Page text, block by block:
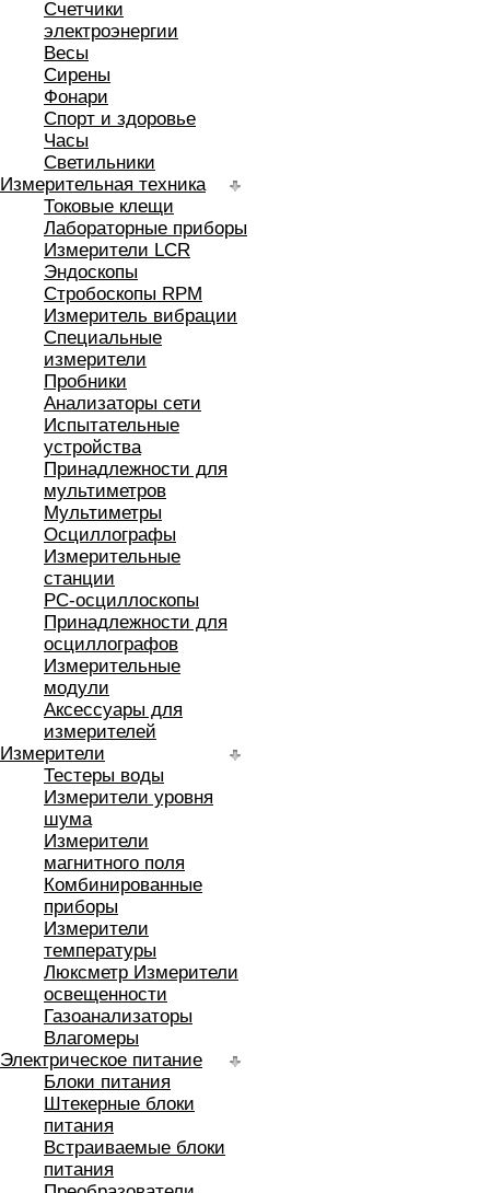
Счетчики
электроэнергии
Весы
Сирены
Фонари
Спорт и здоровье
Часы
Светильники
Измерительная техника
Токовые клещи
Лабораторные приборы
Измерители LCR
Эндоскопы
Стробоскопы RPM
Измеритель вибрации
Специальные
измерители
Пробники
Анализаторы сети
Испытательные
устройства
Принадлежности для
мультиметров
Мультиметры
Осциллографы
Измерительные
станции
РС-осциллоскопы
Принадлежности для
осциллографов
Измерительные
модули
Аксессуары для
измерителей
Измерители
Тестеры воды
Измерители уровня
шума
Измерители
магнитного поля
Комбинированные
приборы
Измерители
температуры
Люксметр Измерители
освещенности
Газоанализаторы
Влагомеры
Электрическое питание
Блоки питания
Штекерные блоки
питания
Встраиваемые блоки
питания